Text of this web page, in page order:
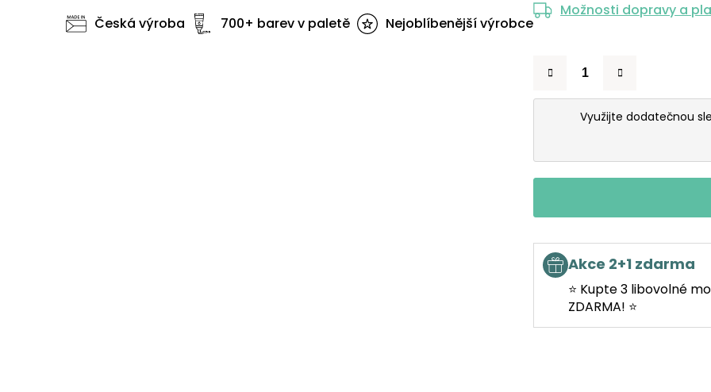
Možnosti dopravy a
Využijte dodatečnou
Akce 2+1 zdarma
⭐ Kupte 3 libovolné
ZDARMA! ⭐
Česká výroba 700+ barev v paletě Nejoblíbenější výrobce